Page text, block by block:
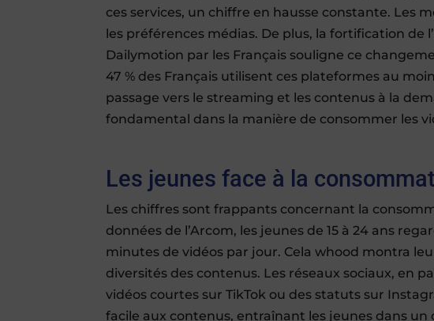
ces services, un chiffre en hausse constante. Les
les préférences médias. De plus, la fortification de
Dailymotion par les Français souligne ce
47 % des Français utilisent ces plateformes au
passage vers le streaming et les contenus à la
fondamental dans la manière de consommer les
Les jeunes face à la
Les chiffres sont frappants concernant la
données de l’Arcom, les jeunes de 15 à 24 ans
minutes de vidéos par jour. Cela whood montra
diversités des contenus. Les réseaux sociaux, en
vidéos courtes sur TikTok ou des statuts sur
facile aux contenus, entraînant les jeunes dans